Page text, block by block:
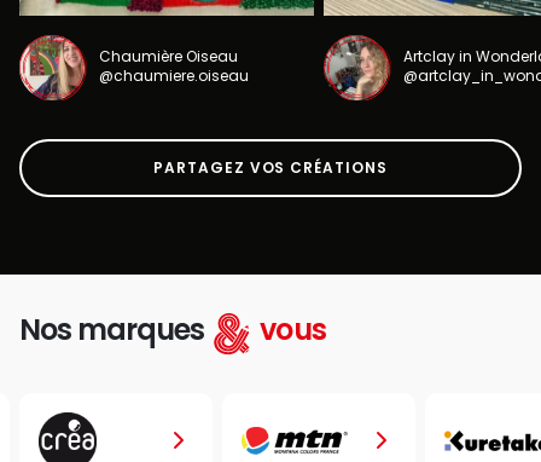
Chaumière Oiseau
@chaumiere.oiseau
Artclay in
PARTAGEZ VOS CRÉATIONS
Nos marques vous